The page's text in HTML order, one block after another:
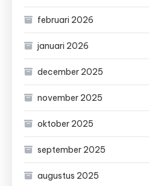
februari 2026
januari 2026
december 2025
november 2025
oktober 2025
september 2025
augustus 2025